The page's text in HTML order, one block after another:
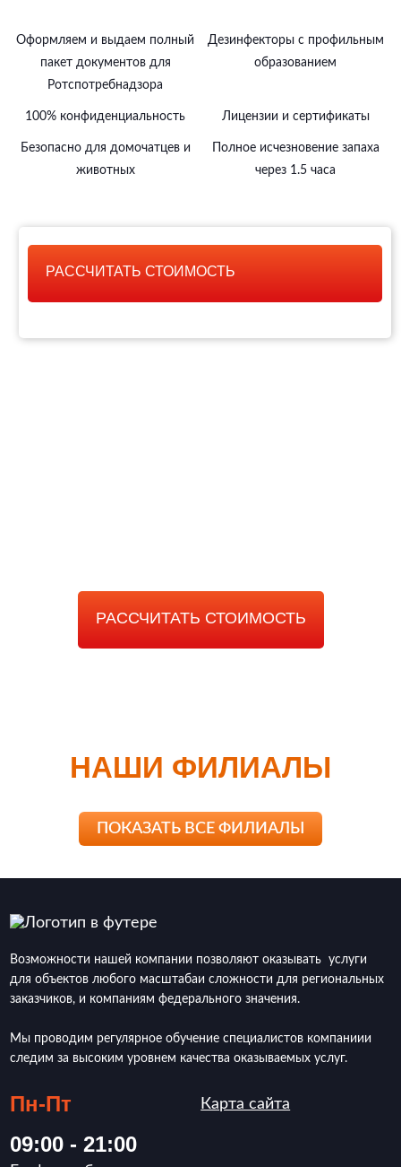
Оформляем и выдаем полный
пакет документов для
Ротспотребнадзора
Дезинфекторы с профильным
образованием
100% конфиденциальность Лицензии и сертификаты
Безопасно для домочатцев и
животных
Полное исчезновение запаха
через 1.5 часа
РАССЧИТАТЬ СТОИМОСТЬ
РАССЧИТАТЬ СТОИМОСТЬ
НАШИ ФИЛИАЛЫ
ПОКАЗАТЬ ВСЕ ФИЛИАЛЫ
Возможности нашей компании позволяют оказывать услуги
для объектов любого масштабаи сложности для региональных
заказчиков, и компаниям федерального значения.
Мы проводим регулярное обучение специалистов компаниии
следим за высоким уровнем качества оказываемых услуг.
Пн-Пт
09:00 - 21:00
Карта сайта